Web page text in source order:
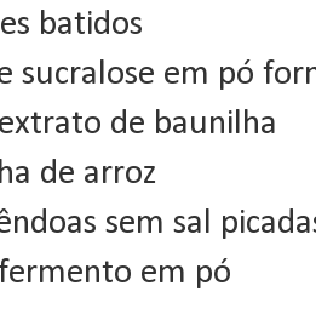
batidos
sucralose em pó
de baunilha
de arroz
sem sal
em pó